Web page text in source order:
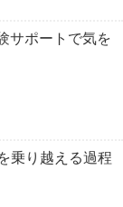
サポートで気を
乗り越える過程